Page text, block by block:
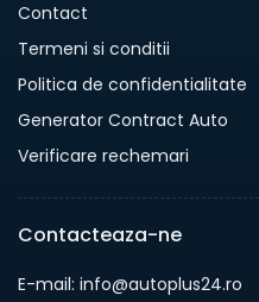
Contact
Termeni si conditii
Politica de confidentialitate
Generator Contract Auto
Verificare rechemari
Contacteaza-ne
E-mail: info@autoplus24.ro